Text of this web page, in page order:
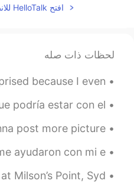
افتح HelloTalk للانضمام الى المحادثة
لحظات ذات صله
an A 😊😊😊 I was so surprised because I even...
muy divertido. Me alegro que podría estar con el...
😍😍 I think I’m gonna post more picture...
gracias a todos los que me ayudaron con mi e...
Taken during twilight at Milson’s Point, Syd...